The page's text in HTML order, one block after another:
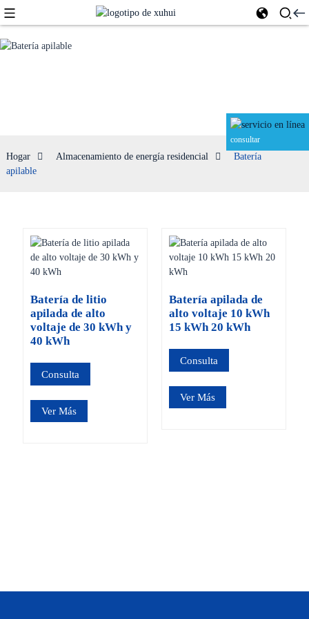
consultar
Hogar Almacenamiento de energía residencial
Batería
apilable
Batería de litio
apilada de alto
voltaje de 30 kWh y
40 kWh
Consulta
Ver Más
Batería apilada de
alto voltaje 10 kWh
15 kWh 20 kWh
Consulta
Ver Más